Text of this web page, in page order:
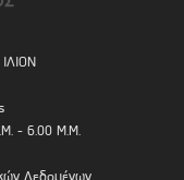
- 6.00 Μ.Μ.